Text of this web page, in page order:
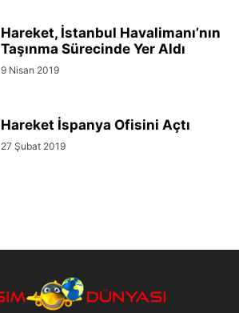
Hareket, İstanbul Havalimanı’nın
Taşınma Sürecinde Yer Aldı
9 Nisan 2019
Hareket İspanya Ofisini Açtı
27 Şubat 2019